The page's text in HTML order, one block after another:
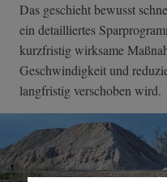
Das geschieht bewusst
ein detailliertes
kurzfristig wirksame
Geschwindigkeit und
langfristig verschoben wird.